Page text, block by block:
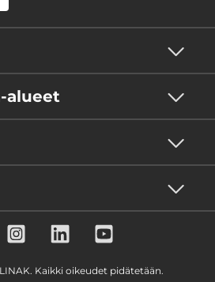
alueet
Kaikki oikeudet pidätetään.